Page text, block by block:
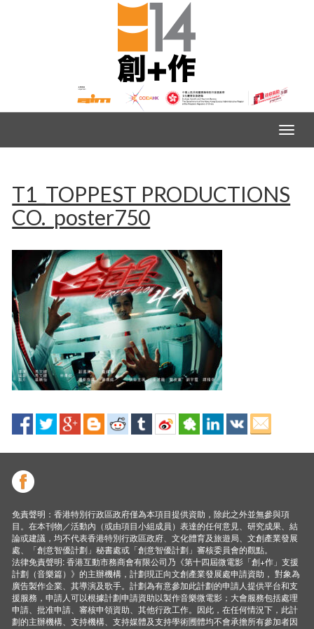
T1_TOPPEST PRODUCTIONS
CO._poster750
免責聲明：香港特別行政區政府僅為本項目提供資助，除此之外並無參與項
目。在本刊物／活動內（或由項目小組成員）表達的任何意見、研究成果、結
論或建議，均不代表香港特別行政區政府、文化體育及旅遊局、文創產業發展
處、「創意智優計劃」秘書處或「創意智優計劃」審核委員會的觀點。
法律免責聲明: 香港互動市務商會有限公司乃《第十四屆微電影「創+作」支援
計劃（音樂篇）》的主辦機構，計劃現正向文創產業發展處申請資助， 對象為
廣告製作企業、其導演及歌手。計劃為有意參加此計劃的申請人提供平台和支
援服務，申請人可以根據計劃申請資助以製作音樂微電影；大會服務包括處理
申請、批准申請、審核申領資助、其他行政工作。因此，在任何情況下，此計
劃的主辦機構、支持機構、支持媒體及支持學術圑體均不會承擔所有參加者因